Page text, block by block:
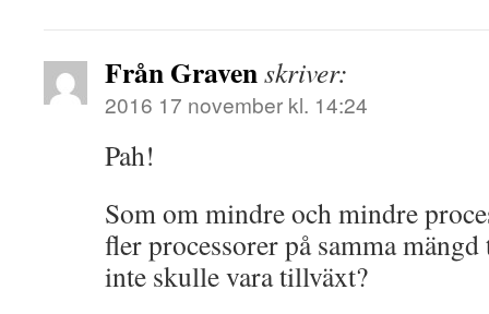
Från Gravenskriver:
2016 17 november kl. 14:24
Pah!
Som om mindre och mindre
fler processorer på samma
inte skulle vara tillväxt?